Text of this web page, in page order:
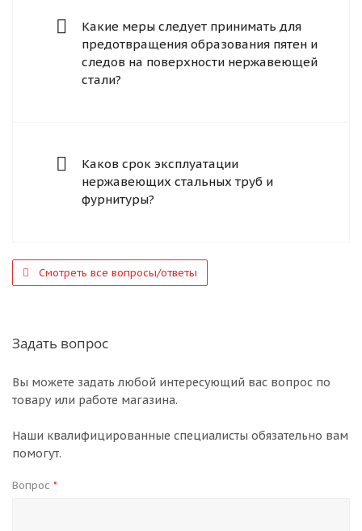
Какие меры следует принимать для
предотвращения образования пятен и
следов на поверхности нержавеющей
стали?
Каков срок эксплуатации
нержавеющих стальных труб и
фурнитуры?
Смотреть все вопросы/ответы
Задать вопрос
Вы можете задать любой интересующий вас вопрос по
товару или работе магазина.
Наши квалифицированные специалисты обязательно вам
помогут.
Вопрос *